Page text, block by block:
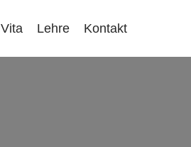
Vita Lehre Kontakt